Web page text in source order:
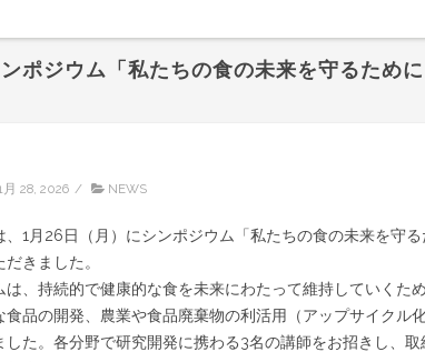
ンポジウム「私たちの食の未来を守るため
月 28, 2026 / NEWS
、1月26日（月）にシンポジウム「私たちの食の未来を守
きました。
は、持続的で健康的な食を未来にわたって維持していくた
食品の開発、農業や食品廃棄物の利活用（アップサイクル
した。各分野で研究開発に携わる3名の講師をお招きし、